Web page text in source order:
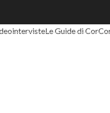
Le Guide di